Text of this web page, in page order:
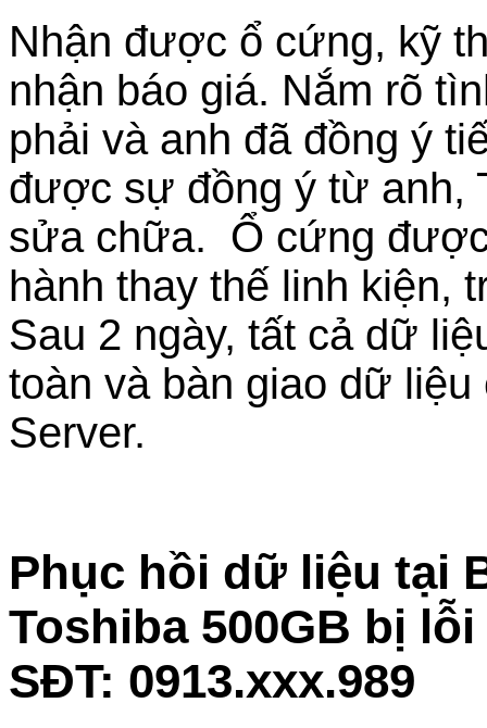
Nhận được ổ cứng, kỹ
nhận báo giá. Nắm rõ
phải và anh đã đồng ý
được sự đồng ý từ anh,
sửa chữa. Ổ cứng
hành thay thế linh kiện,
Sau 2 ngày, tất cả dữ
toàn và bàn giao dữ
Server.
Phục hồi dữ liệu tại
Toshiba 500GB bị
SĐT: 0913.xxx.989